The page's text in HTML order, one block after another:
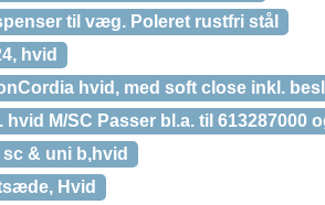
til væg. Poleret rustfri stål
hvid
hvid, med soft close inkl.
hvid M/SC Passer bl.a. til 613287000
& uni b,hvid
Hvid